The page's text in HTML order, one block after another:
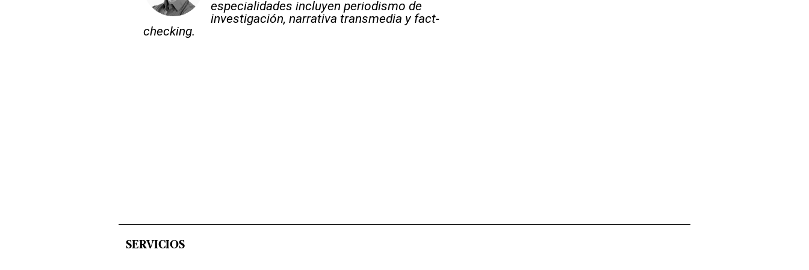
especialidades incluyen periodismo de
investigación, narrativa transmedia y fact-
checking.
SERVICIOS